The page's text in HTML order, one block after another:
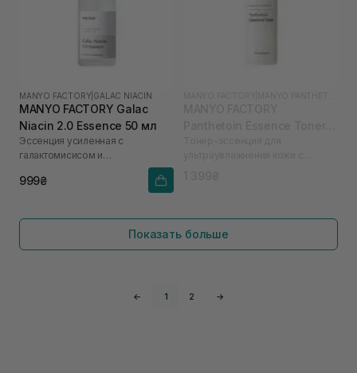
MANYO FACTORY GALAC NIACIN
MANYO FACTORY Galac
Niacin 2.0 Essence 50 мл
Эссенция усиленная с
галактомисисом и
999₴
Показать больше
← 1 2 →